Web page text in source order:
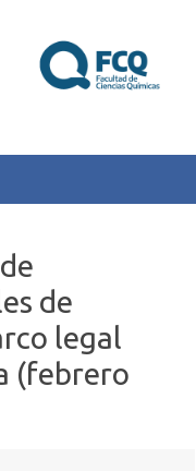
de
legal
(febrero